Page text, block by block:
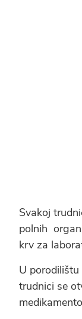
Svakoj
polnih
krv za
U
trudnici se